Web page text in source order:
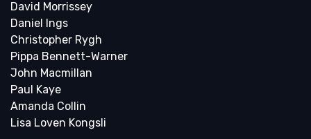
David Morrissey
Daniel Ings
Christopher Rygh
Pippa Bennett-Warner
John Macmillan
Paul Kaye
Amanda Collin
Lisa Loven Kongsli